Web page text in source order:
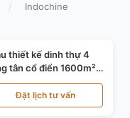
/ Indochine
thiết kế dinh thự 4
tân cổ điển 1600m²
Hóa KT20071
Đặt lịch tư vấn
Vũ Hoàng Hải